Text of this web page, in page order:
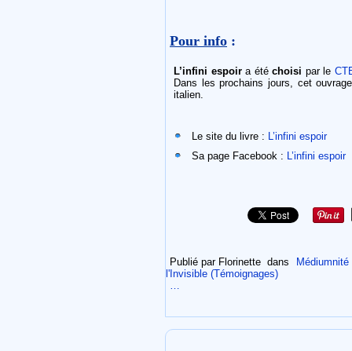
Pour info :
L’infini espoira étéchoisi par le
Dans les prochains jours, cet
italien.
Le site du livre : L’infini espoir
Sa page Facebook : L’infini espoir
Publié par Florinette dans
l'Invisible (Témoignages)
…